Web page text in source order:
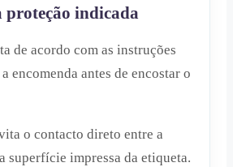
proteção indicada
de acordo com as instruções
encomenda antes de encostar o
o contacto direto entre a
superfície impressa da etiqueta.